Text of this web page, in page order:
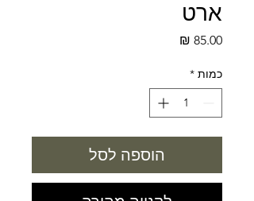
ארט
כמות *
הוספה לסל